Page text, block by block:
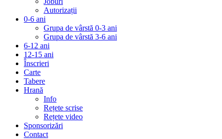
Autorizații
0-6 ani
Grupa de vârstă 0-3 ani
Grupa de vârstă 3-6 ani
6-12 ani
12-15 ani
Înscrieri
Carte
Tabere
Hrană
Info
Rețete scrise
Rețete video
Sponsorizări
Contact